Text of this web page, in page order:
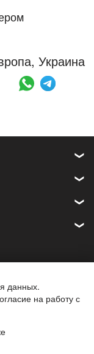
Украина
данных.
на работу с